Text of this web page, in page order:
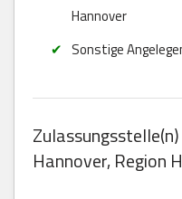
Hannover
Sonstige
Hannover, Region